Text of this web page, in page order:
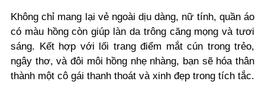
Không chỉ mang lại vẻ ngoài dịu dàng, nữ tính, quần áo
có màu hồng còn giúp làn da trông căng mọng và tươi
sáng. Kết hợp với lối trang điểm mắt cún trong trẻo,
ngây thơ, và đôi môi hồng nhẹ nhàng, bạn sẽ hóa thân
thành một cô gái thanh thoát và xinh đẹp trong tích tắc.